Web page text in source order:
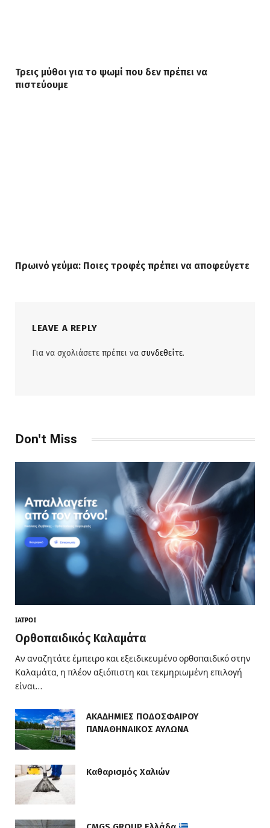
Τρεις μύθοι για το ψωμί που δεν πρέπει να
πιστεύουμε
Πρωινό γεύμα: Ποιες τροφές πρέπει να αποφεύγετε
LEAVE A REPLY
Για να σχολιάσετε πρέπει να συνδεθείτε.
Don't Miss
ΙΑΤΡΟΊ
Ορθοπαιδικός Καλαμάτα
Αν αναζητάτε έμπειρο και εξειδικευμένο ορθοπαιδικό στην
Καλαμάτα, η πλέον αξιόπιστη και τεκμηριωμένη επιλογή
είναι…
ΑΚΑΔΗΜΙΕΣ ΠΟΔΟΣΦΑΙΡΟΥ
ΠΑΝΑΘΗΝΑΙΚΟΣ ΑΥΛΩΝΑ
Καθαρισμός Χαλιών